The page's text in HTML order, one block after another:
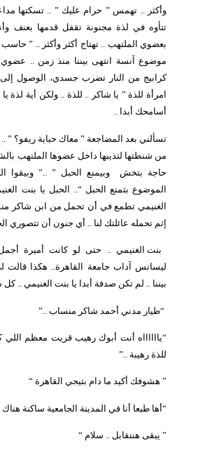
وأكثر .. تهمس ” حرام عليك ” .. تسكتها
تتأوه في لذة مجنونة تقفل قدمها بعنف
بعضوي الملتهب .. تهتاج أكثر وأكثر .. ” حاسب
موضوع آنسة انتهى بيننا منذ زمن .. عضوي
كرابيج من النار تضرب جسدي، الوصول إلى
امرأة للذة ” يا شاكر .. للذة .. ولكن أية لذة
أسامحك أبدا ..
تسألني بعد المضاجعة ” معاك حباية ريفو؟
من شنطتها لتذيبها داخل عضوها الملتهب
حاجة بتخش
وبيمنع الحبل ” ..” وبيقوا
الموضوع بتمنع الحبل “.. الحبل يا بنت
الغنيمي تطمع في أن تحمل من ابن شاكر
إثم تحمله عائلتك لنا .. أي جنون أن تتصوري
بنت الغنيمي .. حتى لو كانت أميرة
ليسانس آداب جامعة القاهرة.. هكذا قالت
بيننا .. لم تكن صدفة أبدا يا بنت الغنيمي ..
“طيار مدني أحمد شاكر منساب ..”
“يااااااه أنت أبوك رهيب قريت معظم اللي
للذة رهيبة ..”
” هشوفك أكيد ما دام بتيجي القاهرة “
“أها طبعا أنا في المدينة الجامعية ساكنة هناك
” يبقى هنتقابل .. سلام “